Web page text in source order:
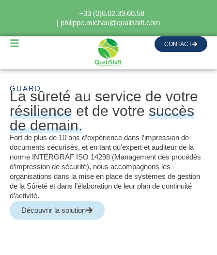
+33 (0)6.02.39.60.58
| philippe.michau@qualishift.com
CONTACT
GUARD
La sûreté au service de votre
résilience et de votre succès
de demain.
Fort de plus de 10 ans d’expérience dans l’impression de
documents sécurisés, et en tant qu’expert et auditeur de la
norme INTERGRAF ISO 14298 (Management des procédés
d’impression de sécurité), nous accompagnons les
organisations dans la mise en place de systèmes de gestion
de la Sûreté et dans l’élaboration de leur plan de continuité
d’activité.
Découvrir la solution